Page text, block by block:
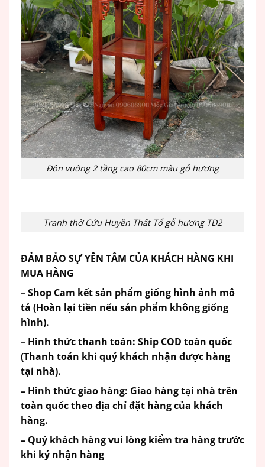
Đôn vuông 2 tầng cao 80cm màu gỗ hương
Tranh thờ Cửu Huyền Thất Tổ gỗ hương TD2
ĐẢM BẢO SỰ YÊN TÂM CỦA KHÁCH HÀNG KHI
MUA HÀNG
– Shop Cam kết sản phẩm giống hình ảnh mô
tả (Hoàn lại tiền nếu sản phẩm không giống
hình).
– Hình thức thanh toán: Ship COD toàn quốc
(Thanh toán khi quý khách nhận được hàng
tại nhà).
– Hình thức giao hàng: Giao hàng tại nhà trên
toàn quốc theo địa chỉ đặt hàng của khách
hàng.
– Quý khách hàng vui lòng kiểm tra hàng trước
khi ký nhận hàng